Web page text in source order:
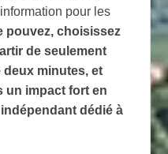
pour les
pouvez, choisissez
de seulement
deux minutes, et
un impact fort en
dédié à